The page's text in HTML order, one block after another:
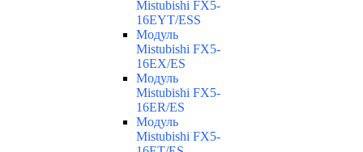
Mistubishi FX5-
16EYT/ESS
Модуль
Mistubishi FX5-
16EX/ES
Модуль
Mistubishi FX5-
16ER/ES
Модуль
Mistubishi FX5-